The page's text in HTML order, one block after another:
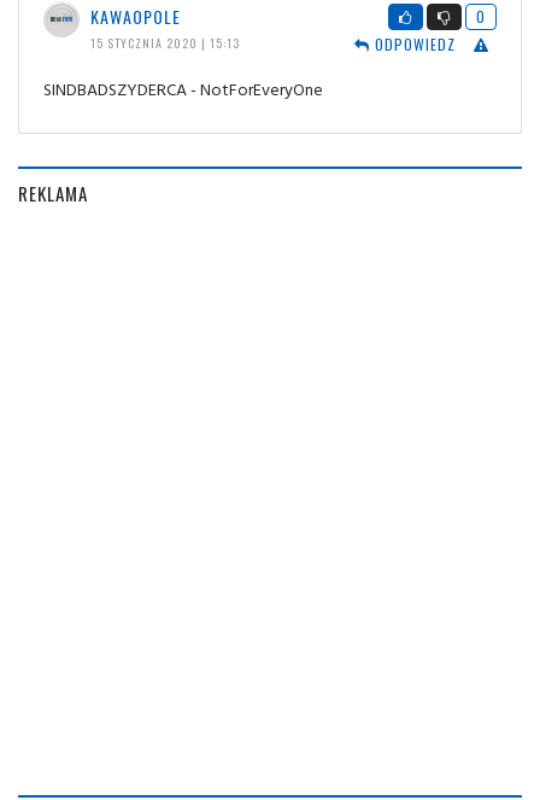
KAWAOPOLE
15 STYCZNIA 2020 | 15:13
0
ODPOWIEDZ
SINDBADSZYDERCA - NotForEveryOne
REKLAMA